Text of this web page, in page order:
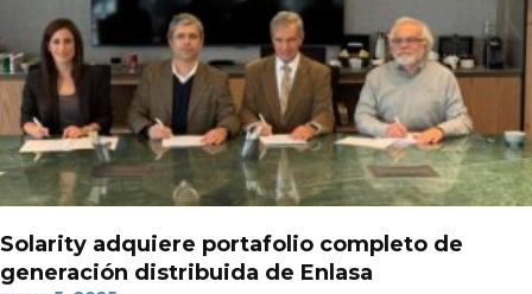
Solarity adquiere portafolio completo de
generación distribuida de Enlasa